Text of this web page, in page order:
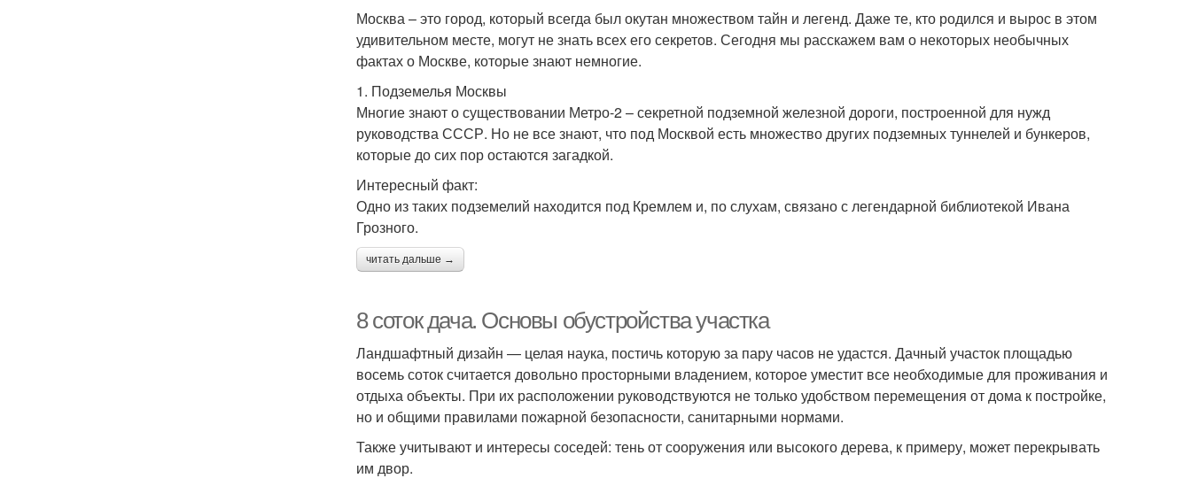
Москва – это город, который всегда был окутан множеством тайн и легенд. Даже те, кто родился и вырос в этом
удивительном месте, могут не знать всех его секретов. Сегодня мы расскажем вам о некоторых необычных
фактах о Москве, которые знают немногие.
1. Подземелья Москвы
Многие знают о существовании Метро-2 – секретной подземной железной дороги, построенной для нужд
руководства СССР. Но не все знают, что под Москвой есть множество других подземных туннелей и бункеров,
которые до сих пор остаются загадкой.
Интересный факт:
Одно из таких подземелий находится под Кремлем и, по слухам, связано с легендарной библиотекой Ивана
Грозного.
читать дальше →
8 соток дача. Основы обустройства участка
Ландшафтный дизайн — целая наука, постичь которую за пару часов не удастся. Дачный участок площадью
восемь соток считается довольно просторными владением, которое уместит все необходимые для проживания и
отдыха объекты. При их расположении руководствуются не только удобством перемещения от дома к постройке,
но и общими правилами пожарной безопасности, санитарными нормами.
Также учитывают и интересы соседей: тень от сооружения или высокого дерева, к примеру, может перекрывать
им двор.